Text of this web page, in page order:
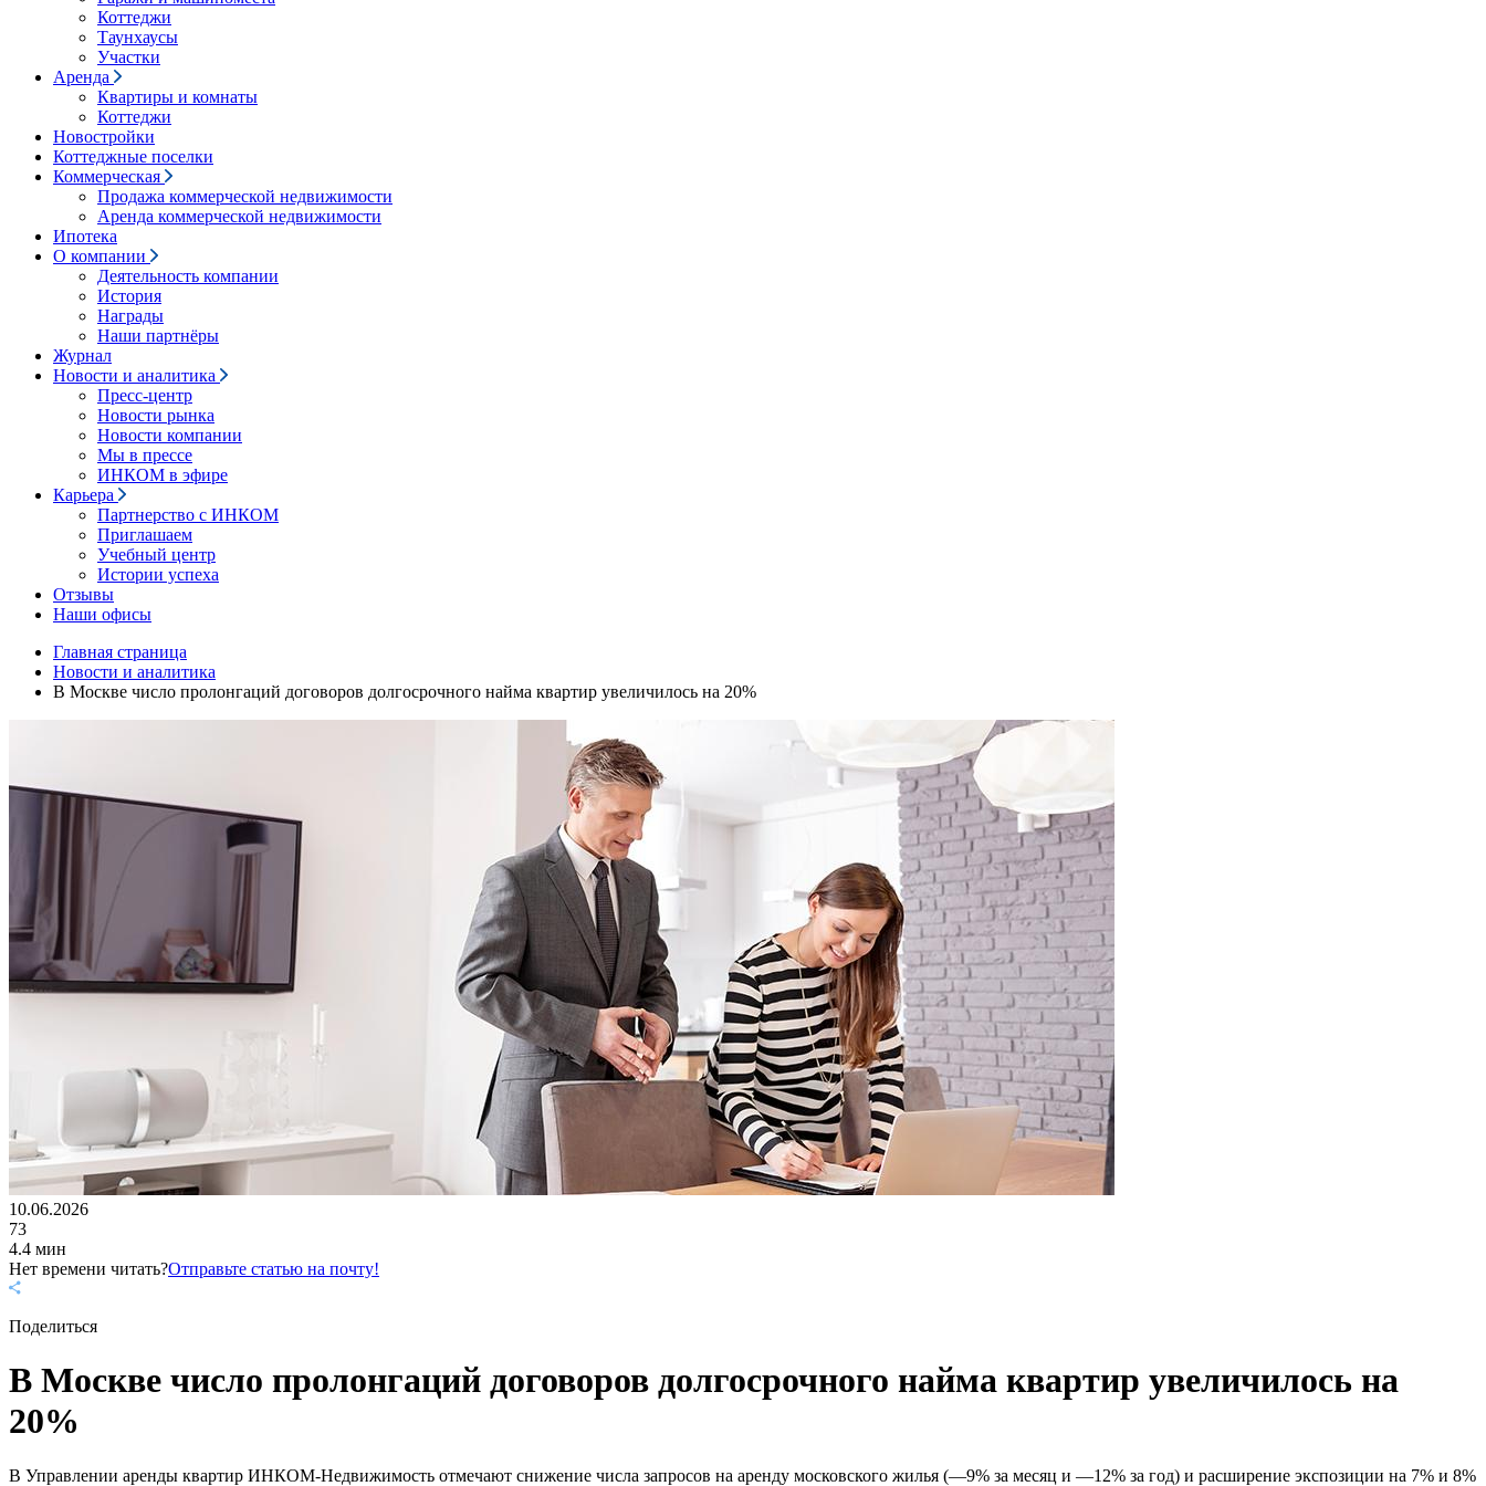
Коттеджи
Таунхаусы
Участки
Аренда
Квартиры и комнаты
Коттеджи
Новостройки
Коттеджные поселки
Коммерческая
Продажа коммерческой недвижимости
Аренда коммерческой недвижимости
Ипотека
О компании
Деятельность компании
История
Награды
Наши партнёры
Журнал
Новости и аналитика
Пресс-центр
Новости рынка
Новости компании
Мы в прессе
ИНКОМ в эфире
Карьера
Партнерство с ИНКОМ
Приглашаем
Учебный центр
Истории успеха
Отзывы
Наши офисы
Главная страница
Новости и аналитика
В Москве число пролонгаций договоров долгосрочного найма квартир увеличилось на 20%
10.06.2026
73
4.4 мин
Нет времени читать?Отправьте статью на почту!
Поделиться
В Москве число пролонгаций договоров долгосрочного найма квартир увеличилось на
20%
В Управлении аренды квартир ИНКОМ-Недвижимость отмечают снижение числа запросов на аренду московского жилья (—9% за месяц и —12% за год) и расширение экспозиции на 7% и 8%